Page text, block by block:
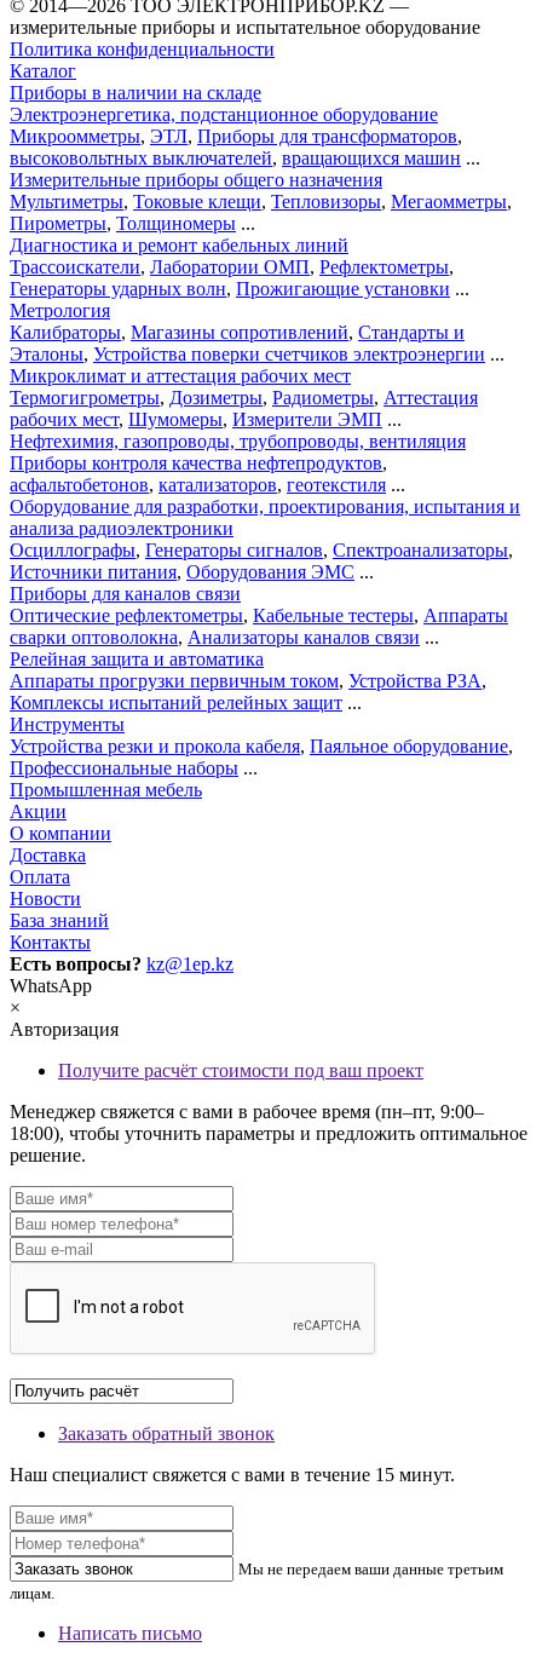
©️ 2014—2026 ТОО ЭЛЕКТРОНПРИБОР.KZ —
измерительные приборы и испытательное оборудование
Политика конфиденциальности
Каталог
Приборы в наличии на складе
Электроэнергетика, подстанционное оборудование
Микроомметры, ЭТЛ, Приборы для трансформаторов,
высоковольтных выключателей, вращающихся машин ...
Измерительные приборы общего назначения
Мультиметры, Токовые клещи, Тепловизоры, Мегаомметры,
Пирометры, Толщиномеры ...
Диагностика и ремонт кабельных линий
Трассоискатели, Лаборатории ОМП, Рефлектометры,
Генераторы ударных волн, Прожигающие установки ...
Метрология
Калибраторы, Магазины сопротивлений, Стандарты и
Эталоны, Устройства поверки счетчиков электроэнергии ...
Микроклимат и аттестация рабочих мест
Термогигрометры, Дозиметры, Радиометры, Аттестация
рабочих мест, Шумомеры, Измерители ЭМП ...
Нефтехимия, газопроводы, трубопроводы, вентиляция
Приборы контроля качества нефтепродуктов,
асфальтобетонов, катализаторов, геотекстиля ...
Оборудование для разработки, проектирования, испытания и
анализа радиоэлектроники
Осциллографы, Генераторы сигналов, Спектроанализаторы,
Источники питания, Оборудования ЭМС ...
Приборы для каналов связи
Оптические рефлектометры, Кабельные тестеры, Аппараты
сварки оптоволокна, Анализаторы каналов связи ...
Релейная защита и автоматика
Аппараты прогрузки первичным током, Устройства РЗА,
Комплексы испытаний релейных защит ...
Инструменты
Устройства резки и прокола кабеля, Паяльное оборудование,
Профессиональные наборы ...
Промышленная мебель
Акции
О компании
Доставка
Оплата
Новости
База знаний
Контакты
Есть вопросы? kz@1ep.kz
WhatsApp
×
Авторизация
Получите расчёт стоимости под ваш проект
Менеджер свяжется с вами в рабочее время (пн–пт, 9:00–
18:00), чтобы уточнить параметры и предложить оптимальное
решение.
Заказать обратный звонок
Наш специалист свяжется с вами в течение 15 минут.
Мы не передаем ваши данные третьим
лицам.
Написать письмо